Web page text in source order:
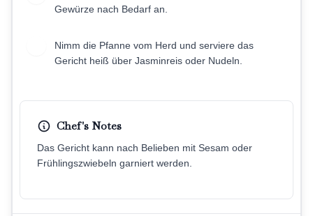
Gewürze nach Bedarf an.
Nimm die Pfanne vom Herd und serviere das
Gericht heiß über Jasminreis oder Nudeln.
Chef's Notes
Das Gericht kann nach Belieben mit Sesam oder
Frühlingszwiebeln garniert werden.